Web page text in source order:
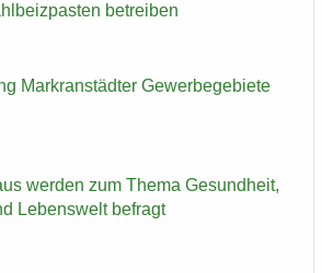
be­trei­ben
Markran­städ­ter Ge­wer­be­ge­bie­te
wer­den zum Thema Ge­sund­heit,
Le­bens­welt be­fragt